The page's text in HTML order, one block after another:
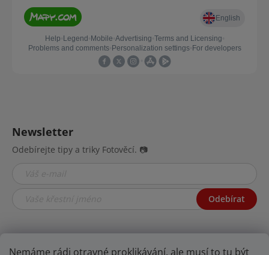
Nemáme rádi otravné proklikávání, ale musí to tu být
Newsletter
Odebírejte tipy a triky Fotověcí. 📷
Odebírat